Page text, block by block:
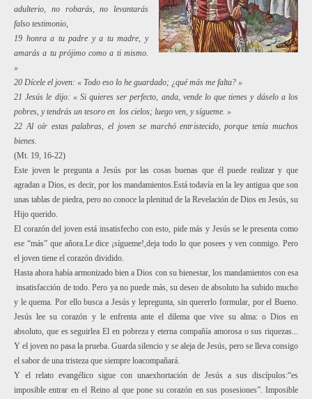
adulterio, no robarás, no levantarás
falso testimonio,
19 honra a tu padre y a tu madre, y
amarás a tu prójimo como a ti mismo.
»
20 Dícele el joven: « Todo eso lo he guardado; ¿qué más me falta? »
21 Jesús le dijo: « Si quieres ser perfecto, anda, vende lo que tienes y dáselo a los
pobres, y tendrás un tesoro en los cielos; luego ven, y sígueme. »
22 Al oír estas palabras, el joven se marchó entristecido, porque tenía muchos
bienes.
(Mt. 19, 16-22)
Este joven le pregunta a Jesús por las cosas buenas que él puede realizar y que
agradan a Dios, es decir, por los mandamientos.Está todavía en la ley antigua queson
unas tablas de piedra, pero no conoce la plenitud de la Revelación de Dios en Jesús, su
Hijo querido.
El corazón del jovenestá insatisfecho con esto, pidemás y Jesús se le presenta como
ese “más”que añora.Le dice ¡sígueme!,deja todo lo que poseesyven conmigo. Pero
el joven tiene el corazón dividido.
Hasta ahora había armonizado bien a Dios con su bienestar, los mandamientoscon esa
insatisfacción de todo.Pero ya no puede más, su deseo de absoluto ha subido mucho
y le quema. Por ello busca a Jesús y lepregunta, sin quererlo formular, por elBueno.
Jesús lee su corazón y le enfrenta ante el dilema que vive su alma: oDios en
absoluto, que esseguirleaEl en pobreza y eterna compañía amorosa o sus riquezas...
Y el joven no pasa la prueba. Guarda silencio y se aleja de Jesús, pero se lleva consigo
el sabor de una tristeza que siempre loacompañará.
Y el relato evangélico sigue con unaexhortación de Jesús a sus discípulos:“es
imposible entrar en el Reino al que pone su corazón en sus posesiones”. Imposible